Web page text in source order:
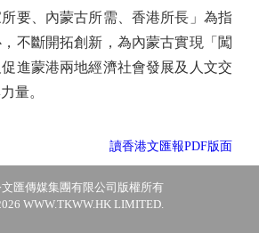
、內蒙古所需、香港所長」為指
不斷開拓創新，為內蒙古實現「闖
進蒙港兩地經濟社會發展及人文交
量。
讀香港文匯報PDF版面
匯傳媒集團有限公司版權所有
WWW.TKWW.HK LIMITED.